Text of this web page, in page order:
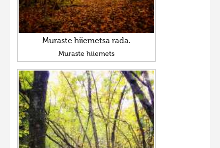
Muraste hiiemetsa rada.
Muraste hiiemets